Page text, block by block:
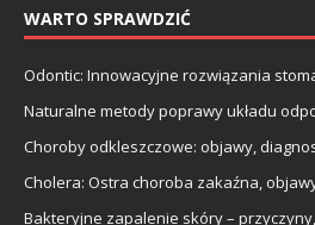
WARTO SPRAWDZIĆ
Odontic: Innowacyjne rozwiązania
Naturalne metody poprawy układu
Choroby odkleszczowe: objawy,
Cholera: Ostra choroba zakaźna,
Bakteryjne zapalenie skóry –